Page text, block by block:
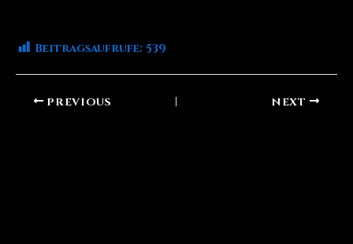
Beitragsaufrufe: 539
PREVIOUS NEXT